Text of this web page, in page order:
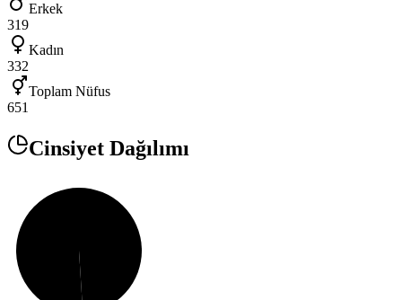
Erkek
319
Kadın
332
Toplam Nüfus
651
Cinsiyet Dağılımı